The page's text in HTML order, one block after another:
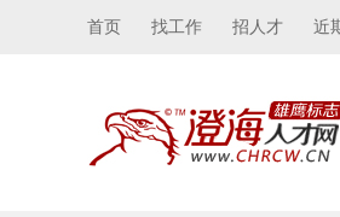
首页 找工作 招人才 近